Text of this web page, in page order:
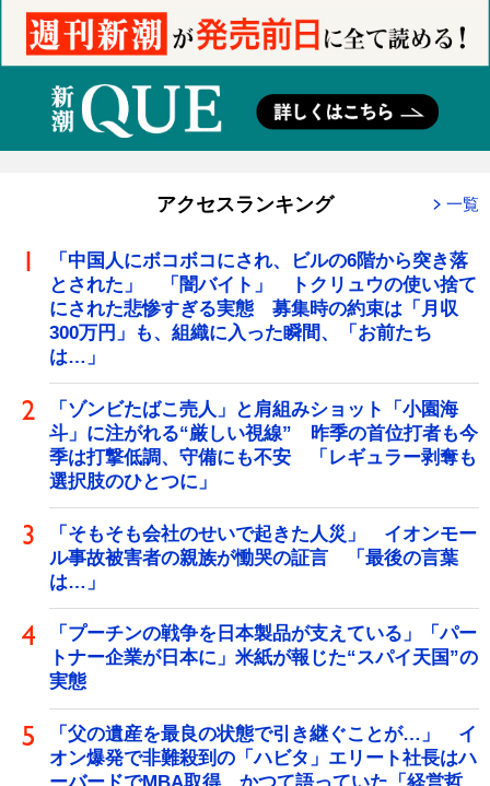
アクセスランキング 一覧
「中国人にボコボコにされ、ビルの6階から突き落
とされた」 「闇バイト」 トクリュウの使い捨て
にされた悲惨すぎる実態 募集時の約束は「月収
300万円」も、組織に入った瞬間、「お前たち
は…」
「ゾンビたばこ売人」と肩組みショット「小園海
斗」に注がれる“厳しい視線” 昨季の首位打者も今
季は打撃低調、守備にも不安 「レギュラー剥奪も
選択肢のひとつに」
「そもそも会社のせいで起きた人災」 イオンモー
ル事故被害者の親族が慟哭の証言 「最後の言葉
は…」
「プーチンの戦争を日本製品が支えている」「パー
トナー企業が日本に」米紙が報じた“スパイ天国”の
実態
「父の遺産を最良の状態で引き継ぐことが…」 イ
オン爆発で非難殺到の「ハビタ」エリート社長はハ